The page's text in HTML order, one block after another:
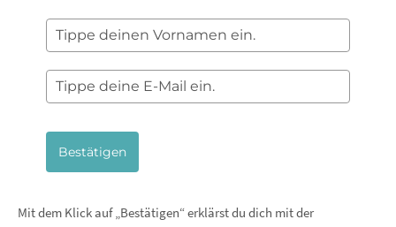
Bestätigen
Mit dem Klick auf „Bestätigen“ erklärst du dich mit der